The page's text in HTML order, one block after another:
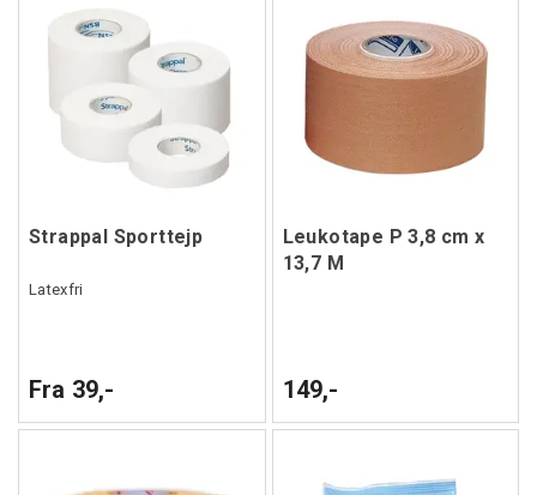
Strappal Sporttejp
Latexfri
Fra 39,-
Leukotape P 3,8 cm x
13,7 M
149,-